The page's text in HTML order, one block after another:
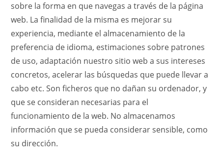
sobre la forma en que navegas a través de la página
web. La finalidad de la misma es mejorar su
experiencia, mediante el almacenamiento de la
preferencia de idioma, estimaciones sobre patrones
de uso, adaptación nuestro sitio web a sus intereses
concretos, acelerar las búsquedas que puede llevar a
cabo etc. Son ficheros que no dañan su ordenador, y
que se consideran necesarias para el
funcionamiento de la web. No almacenamos
información que se pueda considerar sensible, como
su dirección.